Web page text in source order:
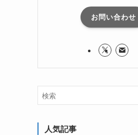
お問い合わせ
人気記事